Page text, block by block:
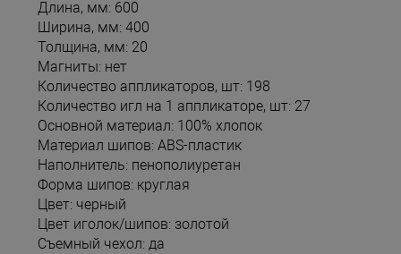
Длина, мм: 600
Ширина, мм: 400
Толщина, мм: 20
Магниты: нет
Количество аппликаторов, шт: 198
Количество игл на 1 аппликаторе, шт: 27
Основной материал: 100% хлопок
Материал шипов: ABS-пластик
Наполнитель: пенополиуретан
Форма шипов: круглая
Цвет: черный
Цвет иголок/шипов: золотой
Съемный чехол: да